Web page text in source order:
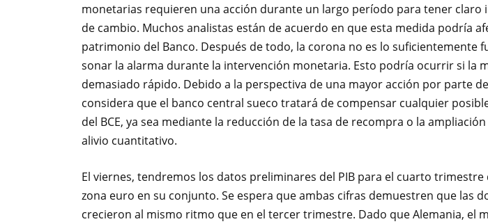
monetarias requieren una acción durante un largo período para tener claro
de cambio. Muchos analistas están de acuerdo en que esta medida podría
patrimonio del Banco. Después de todo, la corona no es lo suficientemente
sonar la alarma durante la intervención monetaria. Esto podría ocurrir si la
demasiado rápido. Debido a la perspectiva de una mayor acción por parte
considera que el banco central sueco tratará de compensar cualquier
del BCE, ya sea mediante la reducción de la tasa de recompra o la
alivio cuantitativo.
El viernes, tendremos los datos preliminares del PIB para el cuarto trimestre
zona euro en su conjunto. Se espera que ambas cifras demuestren que las
crecieron al mismo ritmo que en el tercer trimestre. Dado que Alemania, el